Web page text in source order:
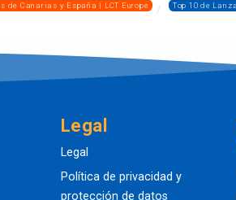
de Canarias y España | LCT Europe Top 10 de
Legal
Legal
Política de privacidad y
protección de datos